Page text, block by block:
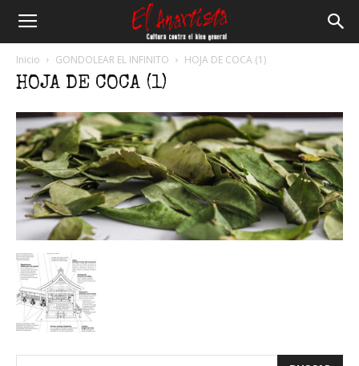
Inicio GONDOLEAR EL INFINITO HOJA DE COCA (1)
HOJA DE COCA (1)